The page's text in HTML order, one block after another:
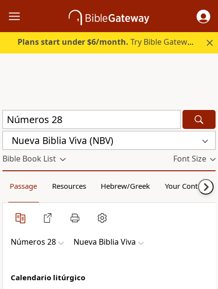
Plans start under $6/month. Try Bible Gateway Plus.
Nueva Biblia Viva (NBV)
Bible Book List Font Size
Passage Resources Hebrew/Greek Your Content
Números 28 Nueva Biblia Viva
Calendario litúrgico